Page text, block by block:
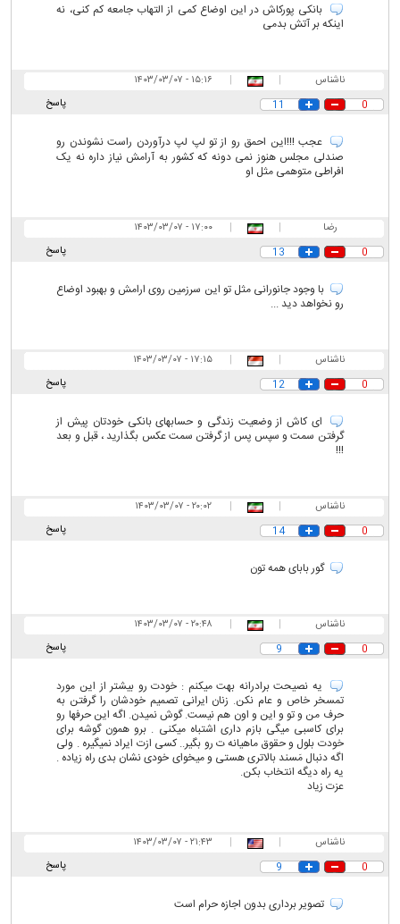
بانکی پورکاش در این اوضاع کمی از التهاب جامعه کم کنی، نه
اینکه بر آتش بدمی
ناشناس |
|
۱۵:۱۶ - ۱۴۰۳/۰۳/۰۷
پاسخ
0
11
عجب !!!این احمق رو از تو لپ لپ درآوردن راست نشوندن رو
صندلی مجلس هنوز نمی دونه که کشور به آرامش نیاز داره نه یک
افراطی متوهمی مثل او
رضا |
|
۱۷:۰۰ - ۱۴۰۳/۰۳/۰۷
پاسخ
0
13
با وجود جانورانی مثل تو این سرزمین روی ارامش و بهبود اوضاع
رو نخواهد دید ...
ناشناس |
|
۱۷:۱۵ - ۱۴۰۳/۰۳/۰۷
پاسخ
0
12
ای کاش از وضعیت زندگی و حسابهای بانکی خودتان پیش از
گرفتن سمت و سپس پس از گرفتن سمت عکس بگذارید ، قبل و بعد
!!!
ناشناس |
|
۲۰:۰۲ - ۱۴۰۳/۰۳/۰۷
پاسخ
0
14
گور بابای همه تون
ناشناس |
|
۲۰:۴۸ - ۱۴۰۳/۰۳/۰۷
پاسخ
0
9
یه نصیحت برادرانه بهت میکنم : خودت رو بیشتر از این مورد
تمسخر خاص و عام نکن. زنان ایرانی تصمیم خودشان را گرفتن به
حرف من و تو و این و اون هم نیست. گوش نمیدن. اگه این حرفها رو
برای کاسبی میگی بازم داری اشتباه میکنی . برو همون گوشه برای
خودت بلول و حقوق ماهیانه ت رو بگیر.. کسی ازت ایراد نمیگیره . ولی
اگه دنبال مَسند بالاتری هستی و میخوای خودی نشان بدی راه زیاده .
یه راه دیگه انتخاب بکن.
عزت زیاد
ناشناس |
|
۲۱:۴۳ - ۱۴۰۳/۰۳/۰۷
پاسخ
0
9
تصوير بردارى بدون اجازه حرام است